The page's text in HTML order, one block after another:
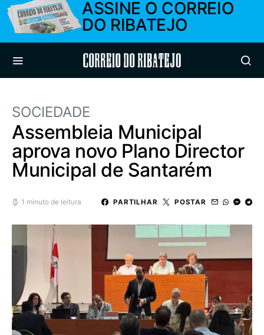
ASSINE O CORREIO
DO RIBATEJO
Correio do Ribatejo
SOCIEDADE
Assembleia Municipal
aprova novo Plano Director
Municipal de Santarém
1 minuto de leitura PARTILHAR POSTAR